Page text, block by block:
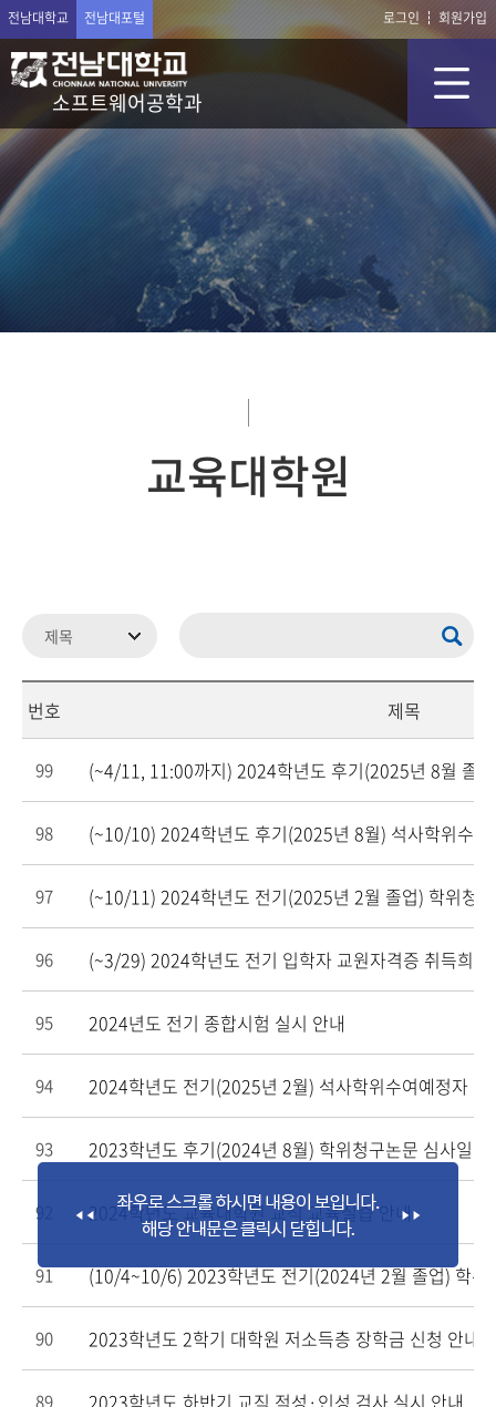
전남대학교 전남대포털 로그인 회원가입
소프트웨어공학과
교육대학원
번호 제목
99 (~4/11, 11:00까지) 2024학년도 후기(2025년 8월 졸
98 (~10/10) 2024학년도 후기(2025년 8월) 석사학위수
97 (~10/11) 2024학년도 전기(2025년 2월 졸업) 학위청
96 (~3/29) 2024학년도 전기 입학자 교원자격증 취득희
95 2024년도 전기 종합시험 실시 안내
94 2024학년도 전기(2025년 2월) 석사학위수여예정자 논
93 2023학년도 후기(2024년 8월) 학위청구논문 심사일정
92 2024학년도 교육대학원 교직 교육실습 안내
91 (10/4~10/6) 2023학년도 전기(2024년 2월 졸업) 학위
90 2023학년도 2학기 대학원 저소득층 장학금 신청 안내
89 2023학년도 하반기 교직 적성·인성 검사 실시 안내